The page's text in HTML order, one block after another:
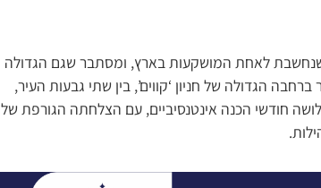
לאחת המושקעות בארץ, ומסתבר שגם הגדולה
הגדולה של חניון ‘קווים’, בין שתי גבעות העיר,
חודשי הכנה אינטנסיביים, עם הצלחתה הגורפת של